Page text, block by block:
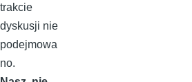
trakcie
dyskusji nie
podejmowa
no.